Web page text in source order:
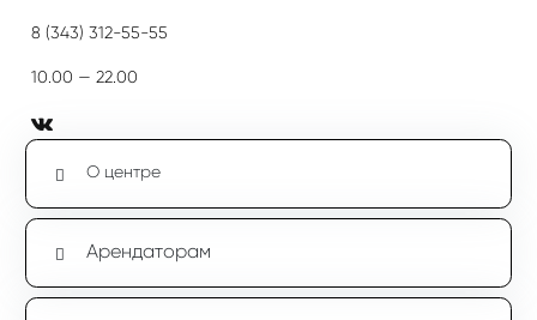
8 (343) 312-55-55
10.00 — 22.00
О центре
Арендаторам